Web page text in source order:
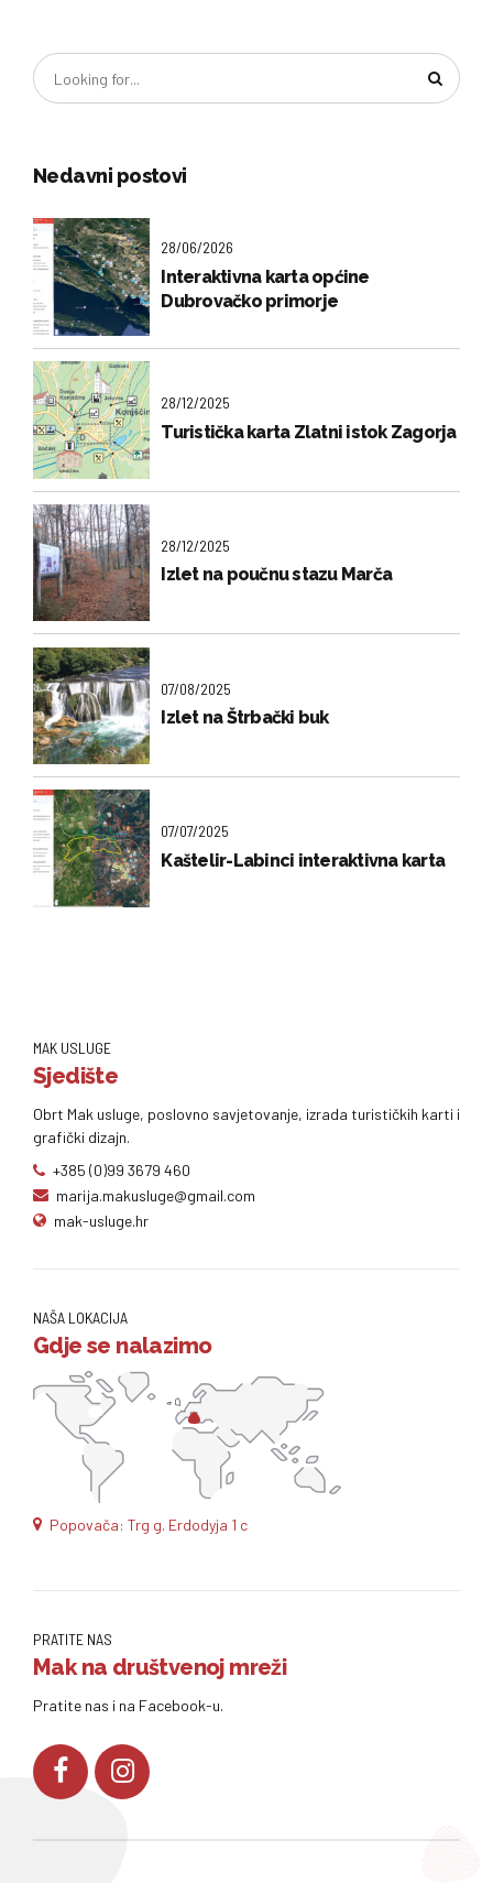
Nedavni postovi
28/06/2026
Interaktivna karta općine
Dubrovačko primorje
28/12/2025
Turistička karta Zlatni istok Zagorja
28/12/2025
Izlet na poučnu stazu Marča
07/08/2025
Izlet na Štrbački buk
07/07/2025
Kaštelir-Labinci interaktivna karta
MAK USLUGE
Sjedište
Obrt Mak usluge, poslovno savjetovanje, izrada turističkih karti i
grafički dizajn.
+385 (0)99 3679 460
marija.makusluge@gmail.com
mak-usluge.hr
NAŠA LOKACIJA
Gdje se nalazimo
Popovača: Trg g. Erdodyja 1 c
PRATITE NAS
Mak na društvenoj mreži
Pratite nas i na Facebook-u.